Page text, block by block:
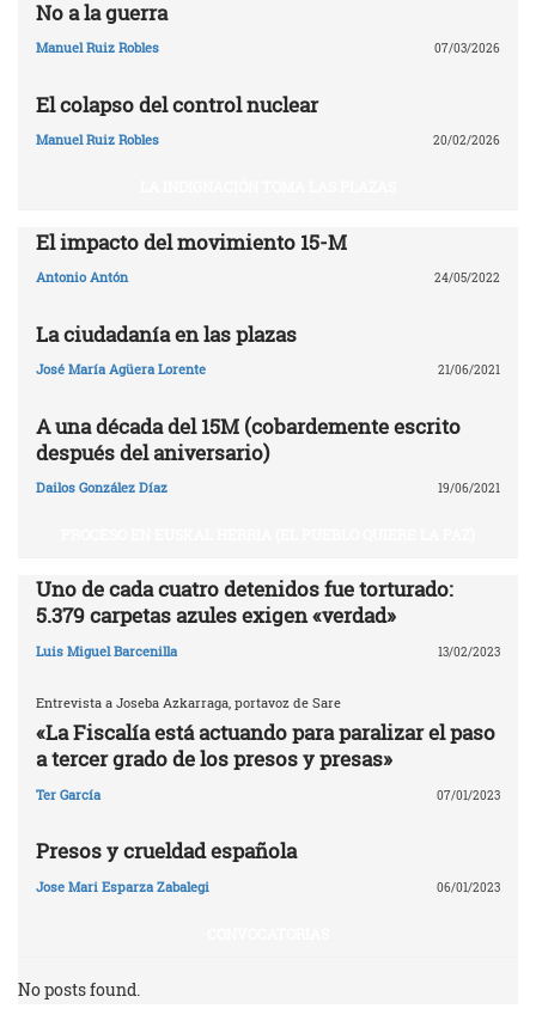
No a la guerra
Manuel Ruiz Robles 07/03/2026
El colapso del control nuclear
Manuel Ruiz Robles 20/02/2026
El impacto del movimiento 15-M
Antonio Antón 24/05/2022
La ciudadanía en las plazas
José María Agüera Lorente 21/06/2021
A una década del 15M (cobardemente escrito
después del aniversario)
Dailos González Díaz 19/06/2021
Uno de cada cuatro detenidos fue torturado:
5.379 carpetas azules exigen «verdad»
Luis Miguel Barcenilla 13/02/2023
Entrevista a Joseba Azkarraga, portavoz de Sare
«La Fiscalía está actuando para paralizar el paso
a tercer grado de los presos y presas»
Ter García 07/01/2023
Presos y crueldad española
Jose Mari Esparza Zabalegi 06/01/2023
No posts found.